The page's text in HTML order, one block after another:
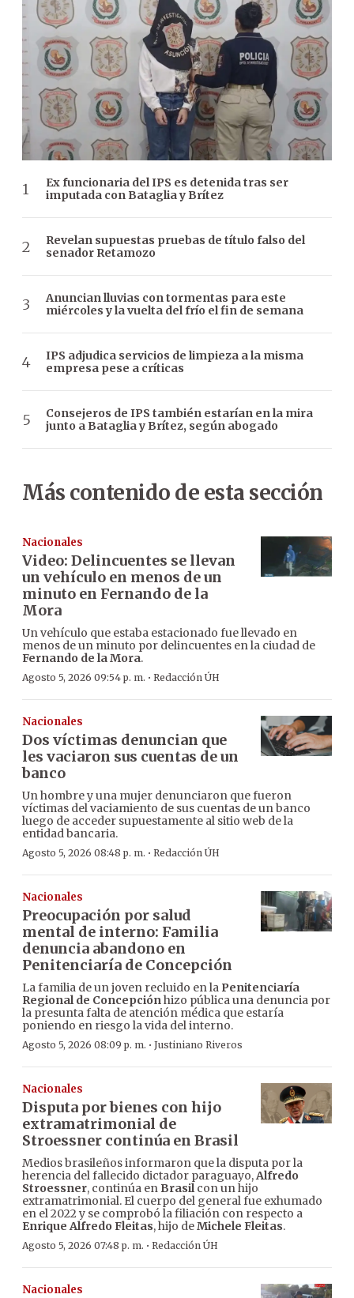
Ex funcionaria del IPS es detenida tras ser
imputada con Bataglia y Brítez
Revelan supuestas pruebas de título falso del
senador Retamozo
Anuncian lluvias con tormentas para este
miércoles y la vuelta del frío el fin de semana
IPS adjudica servicios de limpieza a la misma
empresa pese a críticas
Consejeros de IPS también estarían en la mira
junto a Bataglia y Brítez, según abogado
Más contenido de esta sección
Nacionales
Video: Delincuentes se llevan
un vehículo en menos de un
minuto en Fernando de la
Mora
Un vehículo que estaba estacionado fue llevado en
menos de un minuto por delincuentes en la ciudad de
Fernando de la Mora.
Agosto 5, 2026 09:54 p. m. · Redacción ÚH
Nacionales
Dos víctimas denuncian que
les vaciaron sus cuentas de un
banco
Un hombre y una mujer denunciaron que fueron
víctimas del vaciamiento de sus cuentas de un banco
luego de acceder supuestamente al sitio web de la
entidad bancaria.
Agosto 5, 2026 08:48 p. m. · Redacción ÚH
Nacionales
Preocupación por salud
mental de interno: Familia
denuncia abandono en
Penitenciaría de Concepción
La familia de un joven recluido en la Penitenciaría
Regional de Concepciónhizo pública una denuncia por
la presunta falta de atención médica que estaría
poniendo en riesgo la vida del interno.
Agosto 5, 2026 08:09 p. m. · Justiniano Riveros
Nacionales
Disputa por bienes con hijo
extramatrimonial de
Stroessner continúa en Brasil
Medios brasileños informaron que la disputa por la
herencia del fallecido dictador paraguayo,Alfredo
Stroessner, continúa en Brasilcon un hijo
extramatrimonial. El cuerpo del general fue exhumado
en el 2022 y se comprobó la filiación con respecto a
Enrique Alfredo Fleitas, hijo deMichele Fleitas.
Agosto 5, 2026 07:48 p. m. · Redacción ÚH
Nacionales